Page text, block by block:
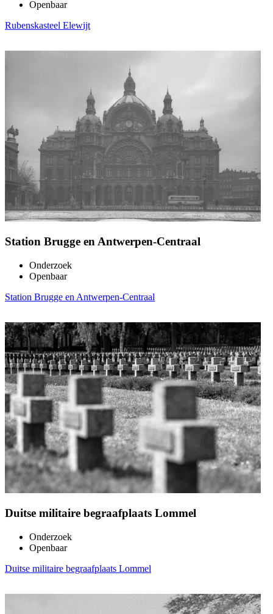
Openbaar
Rubenskasteel Elewijt
Station Brugge en Antwerpen-Centraal
Onderzoek
Openbaar
Station Brugge en Antwerpen-Centraal
Duitse militaire begraafplaats Lommel
Onderzoek
Openbaar
Duitse militaire begraafplaats Lommel